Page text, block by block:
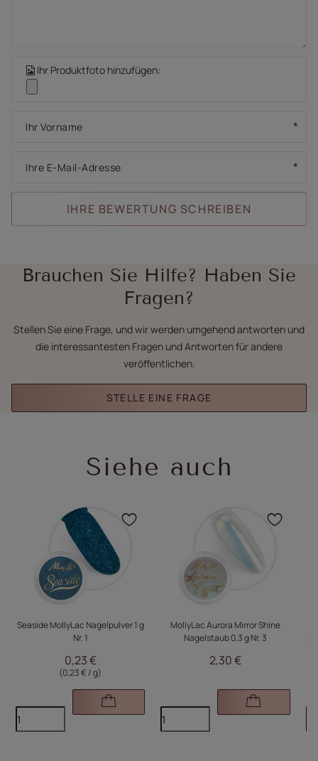
Ihr Produktfoto hinzufügen:
Ihr Vorname
Ihre E-Mail-Adresse
IHRE BEWERTUNG SCHREIBEN
Brauchen Sie Hilfe? Haben Sie
Fragen?
Stellen Sie eine Frage, und wir werden umgehend antworten und
die interessantesten Fragen und Antworten für andere
veröffentlichen.
STELLE EINE FRAGE
Siehe auch
Seaside MollyLac Nagelpulver 1 g
Nr. 1
0,23 €
(0,23 € / g)
Klicken Sie, um das
MollyLac Aurora Mirror Shine
Nagelstaub 0,3 g Nr. 3
2,30 €